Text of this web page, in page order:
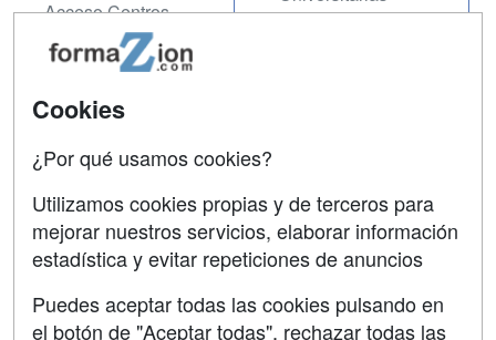
Acceso Centros
Contactar
Copyleft
Cookies
¿Por qué usamos cookies?
Utilizamos cookies propias y de terceros para
mejorar nuestros servicios, elaborar información
estadística y evitar repeticiones de anuncios
Puedes aceptar todas las cookies pulsando en
el botón de "Aceptar todas", rechazar todas las